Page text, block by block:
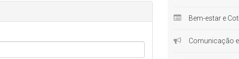
Bem-estar e
Comunicação